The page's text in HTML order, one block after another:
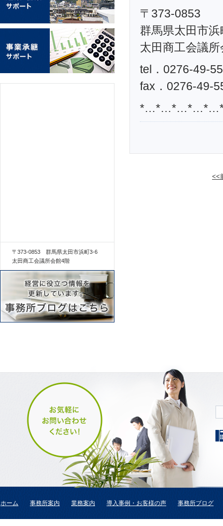
〒373-0853
群馬県太田市
太田商工会議
tel．0276-49-
fax．0276-49-
<<
〒373-0853 群馬県太田市浜町3-6
太田商工会議所会館4階
ホーム 事務所案内 業務案内 導入事例・お客様の声 事務所ブログ